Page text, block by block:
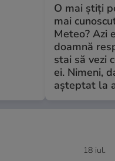
O mai știți
mai
Meteo? Azi
doamnă
stai să vezi
ei. Nimeni,
așteptat la
18 iul.